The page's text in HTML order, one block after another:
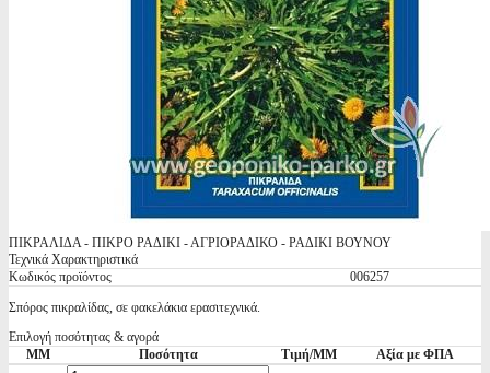
ΠΙΚΡΑΛΙΔΑ - ΠΙΚΡΟ ΡΑΔΙΚΙ - ΑΓΡΙΟΡΑΔΙΚΟ - ΡΑΔΙΚΙ ΒΟΥΝΟΥ
Τεχνικά Χαρακτηριστικά
Κωδικός προϊόντος
006257
Σπόρος πικραλίδας, σε φακελάκια ερασιτεχνικά.
Επιλογή ποσότητας & αγορά
ΜΜ
Ποσότητα Τιμή/ΜΜ Αξία με ΦΠΑ